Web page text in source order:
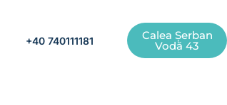
+40 740111181 Calea Șerban
Vodă 43